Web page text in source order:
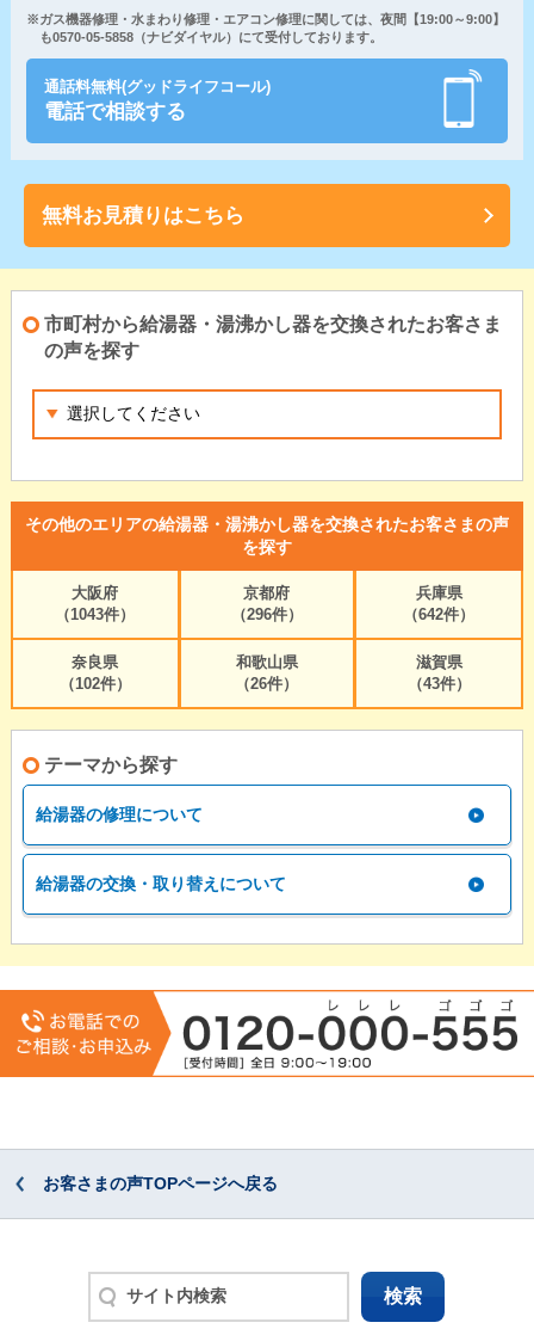
※ガス機器修理・水まわり修理・エアコン修理に関しては、夜間【19:00～9:00】
も0570-05-5858（ナビダイヤル）にて受付しております。
通話料無料(グッドライフコール)
電話で相談する
無料お見積りはこちら
市町村から給湯器・湯沸かし器を交換されたお客さま
の声を探す
その他のエリアの給湯器・湯沸かし器を交換されたお客さまの声
を探す
大阪府
（1043件）
京都府
（296件）
兵庫県
（642件）
奈良県
（102件）
和歌山県
（26件）
滋賀県
（43件）
テーマから探す
給湯器の修理について
給湯器の交換・取り替えについて
お客さまの声TOPページへ戻る